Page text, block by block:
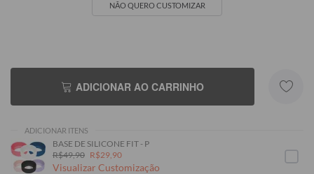
NÃO QUERO CUSTOMIZAR
ADICIONAR AO CARRINHO
ADICIONAR ITENS
BASE DE SILICONE FIT - P
R$49,90 R$29,90
Visualizar Customização